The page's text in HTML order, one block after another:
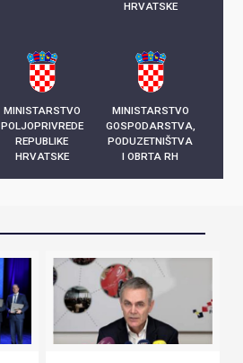
HRVATSKE
MINISTARSTVO
POLJOPRIVREDE
REPUBLIKE
HRVATSKE
MINISTARSTVO
GOSPODARSTVA,
PODUZETNIŠTVA
I OBRTA RH